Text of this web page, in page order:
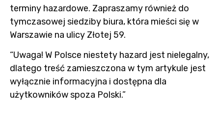
terminy hazardowe. Zapraszamy również do
tymczasowej siedziby biura, która mieści się w
Warszawie na ulicy Złotej 59.
“Uwaga! W Polsce niestety hazard jest nielegalny,
dlatego treść zamieszczona w tym artykule jest
wyłącznie informacyjna i dostępna dla
użytkowników spoza Polski.”